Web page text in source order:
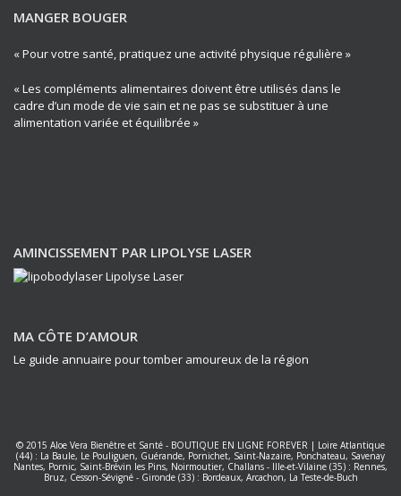
MANGER BOUGER
« Pour votre santé, pratiquez une activité physique régulière »
« Les compléments alimentaires doivent être utilisés dans le
cadre d’un mode de vie sain et ne pas se substituer à une
alimentation variée et équilibrée »
AMINCISSEMENT PAR LIPOLYSE LASER
MA CÔTE D’AMOUR
Le guide annuaire pour tomber amoureux de la région
© 2015 Aloe Vera Bienêtre et Santé - BOUTIQUE EN LIGNE FOREVER | Loire Atlantique
(44) : La Baule, Le Pouliguen, Guérande, Pornichet, Saint-Nazaire, Ponchateau, Savenay
Nantes, Pornic, Saint-Brévin les Pins, Noirmoutier, Challans - Ille-et-Vilaine (35) : Rennes,
Bruz, Cesson-Sévigné- Gironde (33) : Bordeaux, Arcachon, La Teste-de-Buch